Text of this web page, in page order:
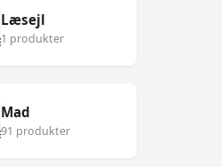
Læsejl
1 produkter
Mad
91 produkter